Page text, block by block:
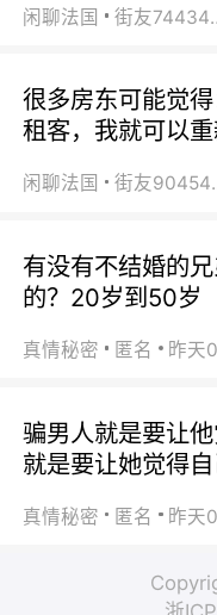
闲聊法国 街
很多房东可能觉
租客，我就可以
闲聊法国 街
有没有不结婚的
的？20岁到50岁
真情秘密 匿名 昨天
骗男人就是要让
就是要让她觉得自
真情秘密 匿名 昨天